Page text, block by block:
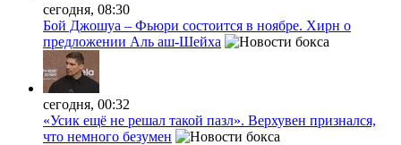
сегодня, 08:30
Бой Джошуа – Фьюри состоится в ноябре. Хирн о
предложении Аль аш-Шейха
сегодня, 00:32
«Усик ещё не решал такой пазл». Верхувен признался,
что немного безумен